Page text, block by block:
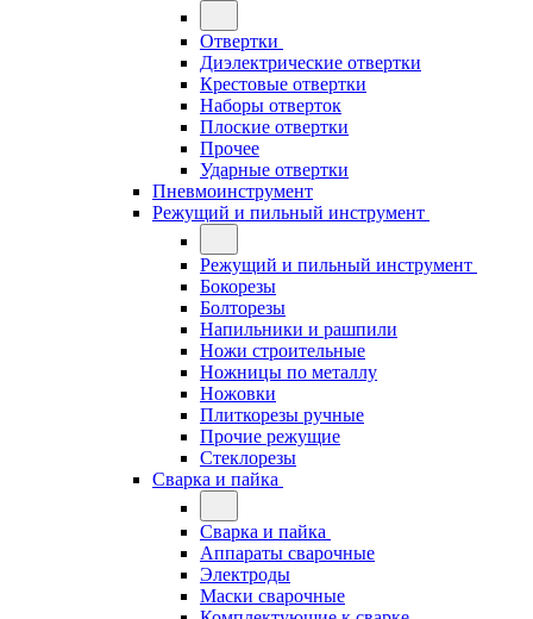
Отвертки
Диэлектрические отвертки
Крестовые отвертки
Наборы отверток
Плоские отвертки
Прочее
Ударные отвертки
Пневмоинструмент
Режущий и пильный инструмент
Режущий и пильный инструмент
Бокорезы
Болторезы
Напильники и рашпили
Ножи строительные
Ножницы по металлу
Ножовки
Плиткорезы ручные
Прочие режущие
Стеклорезы
Сварка и пайка
Сварка и пайка
Аппараты сварочные
Электроды
Маски сварочные